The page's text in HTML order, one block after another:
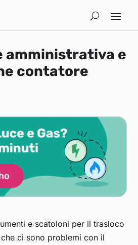
amministrativa e
contatore
e scatoloni per il trasloco
ci sono problemi con il